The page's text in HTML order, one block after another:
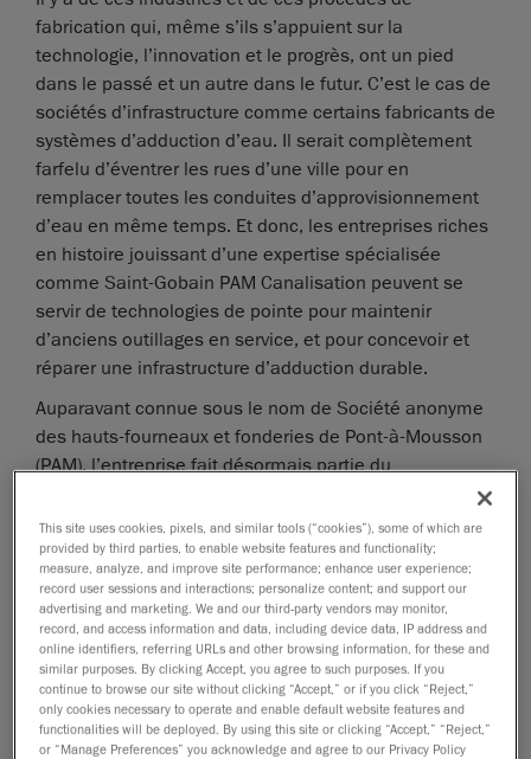
fabrication qui, même s’ils s’appuient sur la
technologie, l’innovation et le progrès, ont un pied
dans le passé et un autre dans le futur. C’est le cas de
sociétés d’infrastructure comme certains fabricants de
systèmes d’adduction d’eau. Il serait complètement
farfelu d’éventrer les rues d’une ville pour en
remplacer toutes les conduites d’approvisionnement
d’eau en même temps. Et donc, les entreprises riches
en histoire jouissant d’une expertise spécialisée
comme Saint-Gobain PAM Canalisation peuvent se
servir de technologies de pointe pour maintenir
d’anciens outillages en service, et pour concevoir et
réparer une infrastructure d’adduction durable.
Auparavant connue sous le nom de Société anonyme
des hauts-fourneaux et fonderies de Pont-à-Mousson
(PAM), l’entreprise fait désormais partie du
récemment célébré 160 années d’activité et, animée
par un esprit de conquête, d’innovation et de solidité
industrielle, poursuit aujourd’hui son développement
malgré l’augmentation marquée du coût des matières
premières. Son créneau d’activité est axé sur les
canalisations en fonte ductile (anciennement en fonte
grise) pour l’adduction d’eau, l’assainissement et les
applications industrielles.
This site uses cookies, pixels, and similar tools (“cookies”), some of which are
provided by third parties, to enable website features and functionality;
measure, analyze, and improve site performance; enhance user experience;
record user sessions and interactions; personalize content; and support our
advertising and marketing. We and our third-party vendors may monitor,
record, and access information and data, including device data, IP address and
online identifiers, referring URLs and other browsing information, for these and
similar purposes. By clicking Accept, you agree to such purposes. If you
continue to browse our site without clicking “Accept,” or if you click “Reject,”
only cookies necessary to operate and enable default website features and
functionalities will be deployed. By using this site or clicking “Accept,” “Reject,”
or “Manage Preferences” you acknowledge and agree to our Privacy Policy